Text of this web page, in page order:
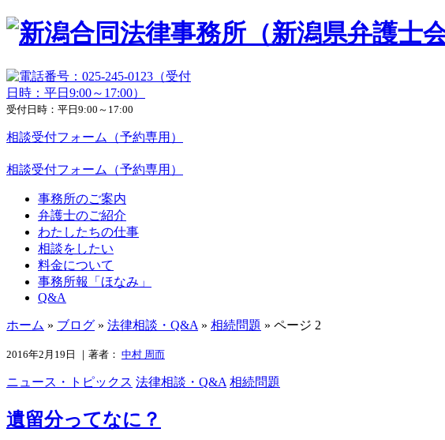
受付日時：平日9:00～17:00
相談受付フォーム（予約専用）
相談受付フォーム（予約専用）
事務所のご案内
弁護士のご紹介
わたしたちの仕事
相談をしたい
料金について
事務所報「ほなみ」
Q&A
ホーム » ブログ » 法律相談・Q&A » 相続問題 » ページ 2
2016年2月19日 ｜著者： 中村 周而
ニュース・トピックス 法律相談・Q&A 相続問題
遺留分ってなに？